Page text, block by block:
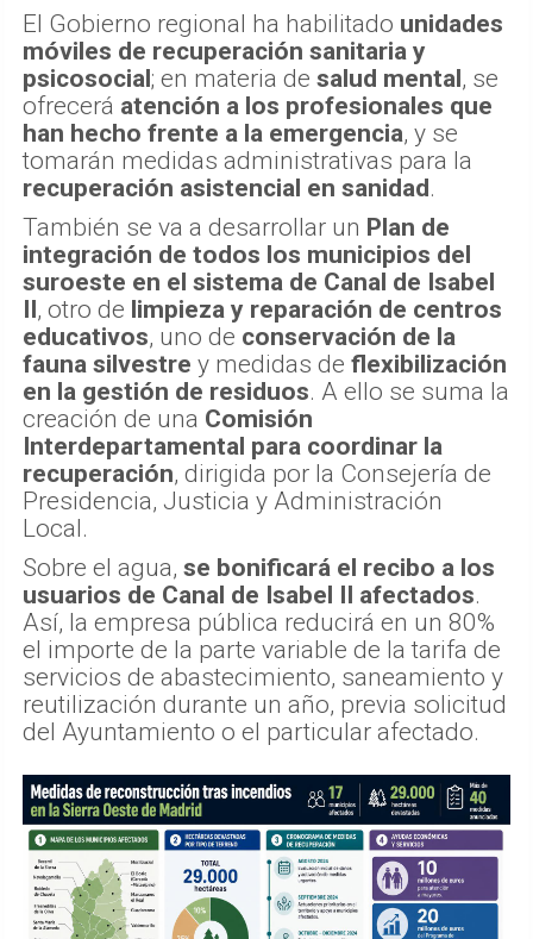
El Gobierno regional ha habilitado unidades
móviles de recuperación sanitaria y
psicosocial; en materia de salud mental, se
ofrecerá atención a los profesionales que
han hecho frente a la emergencia, y se
tomarán medidas administrativas para la
recuperación asistencial en sanidad.
También se va a desarrollar un Plan de
integración de todos los municipios del
suroeste en el sistema de Canal de Isabel
II, otro de limpieza y reparación de centros
educativos, uno de conservación de la
fauna silvestre y medidas de flexibilización
en la gestión de residuos. A ello se suma la
creación de una Comisión
Interdepartamental para coordinar la
recuperación, dirigida por la Consejería de
Presidencia, Justicia y Administración
Local.
Sobre el agua, se bonificará el recibo a los
usuarios de Canal de Isabel II afectados.
Así, la empresa pública reducirá en un 80%
el importe de la parte variable de la tarifa de
servicios de abastecimiento, saneamiento y
reutilización durante un año, previa solicitud
del Ayuntamiento o el particular afectado.